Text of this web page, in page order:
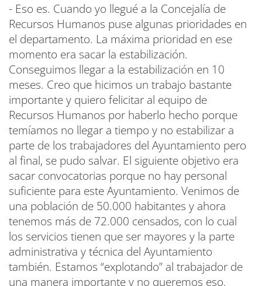
- Eso es. Cuando yo llegué a la Concejalía de
Recursos Humanos puse algunas prioridades en
el departamento. La máxima prioridad en ese
momento era sacar la estabilización.
Conseguimos llegar a la estabilización en 10
meses. Creo que hicimos un trabajo bastante
importante y quiero felicitar al equipo de
Recursos Humanos por haberlo hecho porque
temíamos no llegar a tiempo y no estabilizar a
parte de los trabajadores del Ayuntamiento pero
al final, se pudo salvar. El siguiente objetivo era
sacar convocatorias porque no hay personal
suficiente para este Ayuntamiento. Venimos de
una población de 50.000 habitantes y ahora
tenemos más de 72.000 censados, con lo cual
los servicios tienen que ser mayores y la parte
administrativa y técnica del Ayuntamiento
también. Estamos “explotando” al trabajador de
una manera importante y no queremos eso.